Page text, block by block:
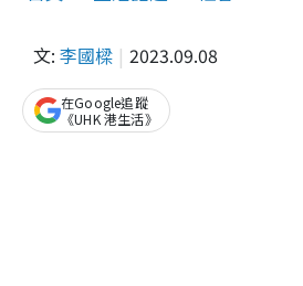
文: 李國樑 2023.09.08
在Google追蹤
《UHK 港生活》